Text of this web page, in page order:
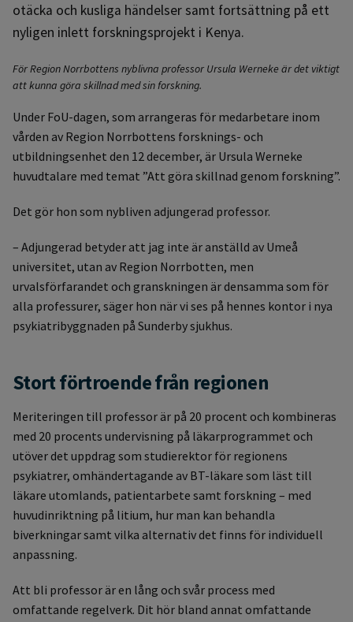
otäcka och kusliga händelser samt fortsättning på ett
nyligen inlett forskningsprojekt i Kenya.
För Region Norrbottens nyblivna professor Ursula Werneke är det viktigt
att kunna göra skillnad med sin forskning.
Under FoU-dagen, som arrangeras för medarbetare inom
vården av Region Norrbottens forsknings- och
utbildningsenhet den 12 december, är Ursula Werneke
huvudtalare med temat ”Att göra skillnad genom forskning”.
Det gör hon som nybliven adjungerad professor.
– Adjungerad betyder att jag inte är anställd av Umeå
universitet, utan av Region Norrbotten, men
urvalsförfarandet och granskningen är densamma som för
alla professurer, säger hon när vi ses på hennes kontor i nya
psykiatribyggnaden på Sunderby sjukhus.
Stort förtroende från regionen
Meriteringen till professor är på 20 procent och kombineras
med 20 procents undervisning på läkarprogrammet och
utöver det uppdrag som studierektor för regionens
psykiatrer, omhändertagande av BT-läkare som läst till
läkare utomlands, patientarbete samt forskning – med
huvudinriktning på litium, hur man kan behandla
biverkningar samt vilka alternativ det finns för individuell
anpassning.
Att bli professor är en lång och svår process med
omfattande regelverk. Dit hör bland annat omfattande